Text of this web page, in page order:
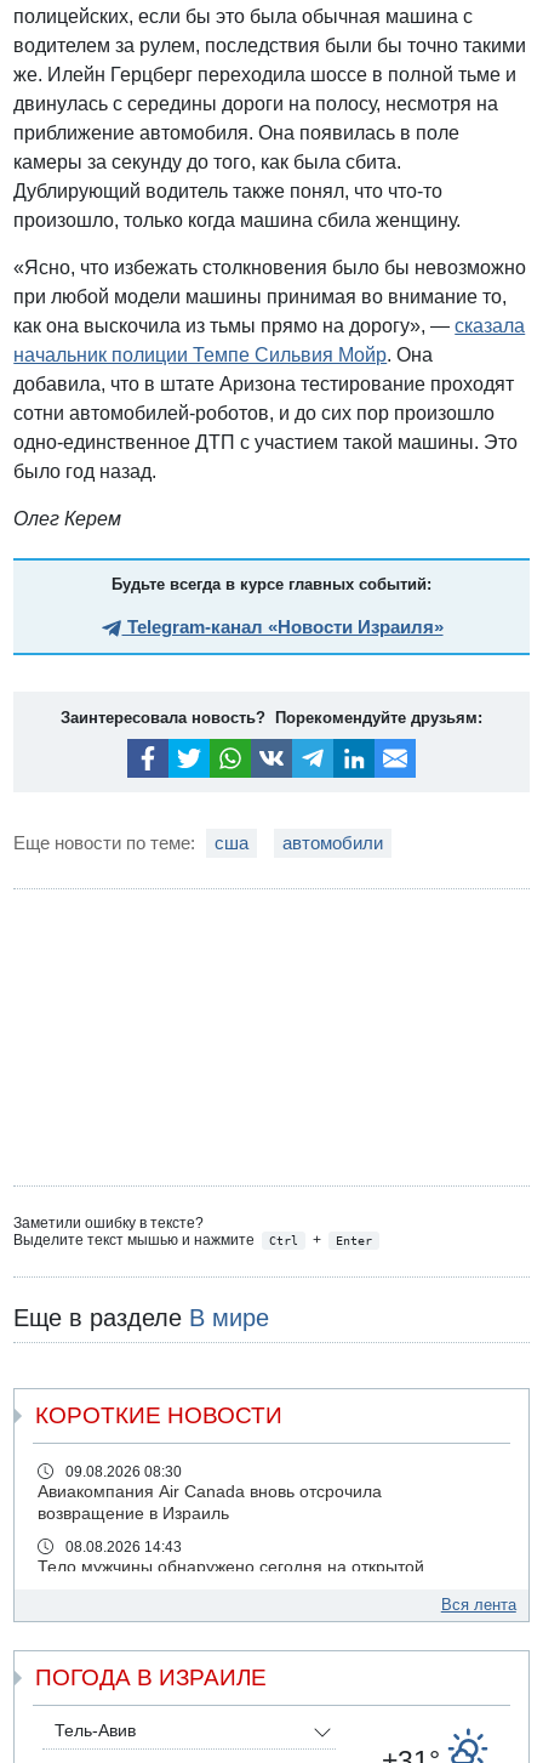
полицейских, если бы это была обычная машина с
водителем за рулем, последствия были бы точно такими
же. Илейн Герцберг переходила шоссе в полной тьме и
двинулась с середины дороги на полосу, несмотря на
приближение автомобиля. Она появилась в поле
камеры за секунду до того, как была сбита.
Дублирующий водитель также понял, что что-то
произошло, только когда машина сбила женщину.
«Ясно, что избежать столкновения было бы невозможно
при любой модели машины принимая во внимание то,
как она выскочила из тьмы прямо на дорогу», —сказала
начальник полиции Темпе Сильвия Мойр. Она
добавила, что в штате Аризона тестирование проходят
сотни автомобилей-роботов, и до сих пор произошло
одно-единственное ДТП с участием такой машины. Это
было год назад.
Олег Керем
Будьте всегда в курсе главных событий:
Telegram-канал «Новости Израиля»
Заинтересовала новость? Порекомендуйте друзьям:
Еще новости по теме: сша автомобили
Заметили ошибку в тексте?
Выделите текст мышью и нажмите
Ctrl + Enter
Еще в разделе В мире
КОРОТКИЕ НОВОСТИ
09.08.2026 08:30
Авиакомпания Air Canada вновь отсрочила
возвращение в Израиль
08.08.2026 14:43
Тело мужчины обнаружено сегодня на открытой
08.08.2026 11:02
07.08.2026 20:41
Вся лента
ПОГОДА В ИЗРАИЛЕ
Тель-Авив